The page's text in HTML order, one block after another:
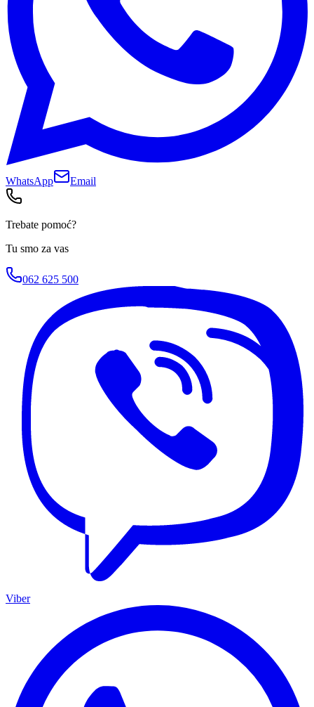
WhatsApp Email
Trebate pomoć?
Tu smo za vas
062 625 500
Viber